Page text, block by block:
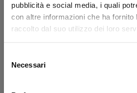
pubblicità e social media, i quali
con altre informazioni che ha fornito
raccolto dal suo utilizzo dei loro
delNecessari
Descrizione produttore
fusione con la manifattura Gebhard
nel 1866), nel 1901 fondano a